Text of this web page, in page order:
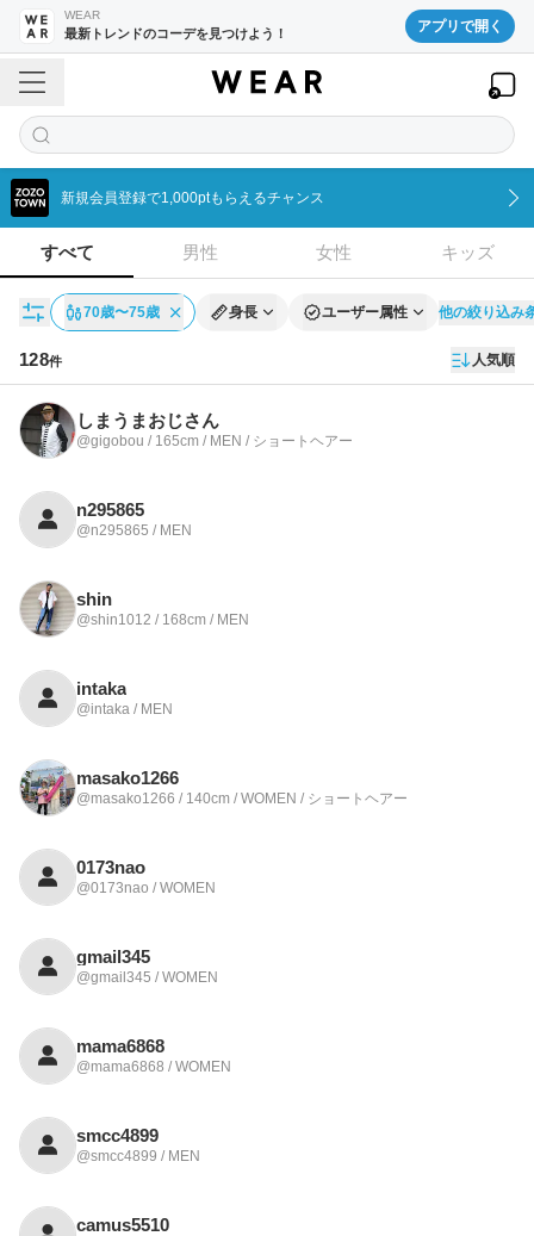
WEAR
最新トレンドのコーデを見つけよう！ アプリで開く
新規会員登録で1,000ptもらえるチャンス
すべて 男性 女性 キッズ
70歳〜75歳 身長 ユーザー属性 他の絞り込み
128件 人気順
しまうまおじさん
@gigobou / 165cm / MEN / ショートヘアー
n295865
@n295865 / MEN
shin
@shin1012 / 168cm / MEN
intaka
@intaka / MEN
masako1266
@masako1266 / 140cm / WOMEN / ショートヘアー
0173nao
@0173nao / WOMEN
gmail345
@gmail345 / WOMEN
mama6868
@mama6868 / WOMEN
smcc4899
@smcc4899 / MEN
camus5510